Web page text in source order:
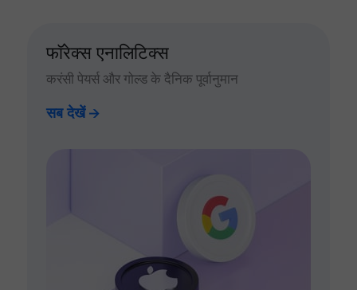
फॉरेक्स एनालिटिक्स
करंसी पेयर्स और गोल्ड के दैनिक पूर्वानुमान
सब देखें